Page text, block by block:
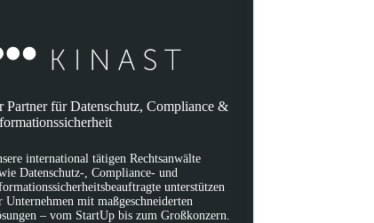
Partner für Datenschutz, Compliance &
international tätigen Rechtsanwälte
Datenschutz-, Compliance- und
unterstützen
Unternehmen mit maßgeschneiderten
– vom StartUp bis zum Großkonzern.